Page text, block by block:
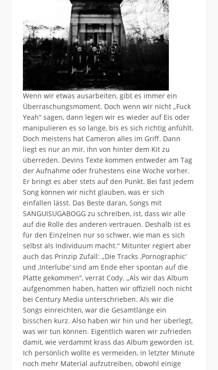
Wenn wir etwas ausarbeiten, gibt es immer ein
Überraschungsmoment. Doch wenn wir nicht „Fuck
Yeah“ sagen, dann legen wir es wieder auf Eis oder
manipulieren es so lange, bis es sich richtig anfühlt.
Doch meistens hat Cameron alles im Griff. Dann
liegt es nur an mir, ihn von hinter dem Kit zu
überreden. Devins Texte kommen entweder am Tag
der Aufnahme oder frühestens eine Woche vorher.
Er bringt es aber stets auf den Punkt. Bei fast jedem
Song können wir nicht glauben, was er sich
einfallen lässt. Das Beste daran, Songs mit
SANGUISUGABOGG zu schreiben, ist, dass wir alle
auf die Rolle des anderen vertrauen. Deshalb ist es
für den Einzelnen nur so schwer, wie man es sich
selbst als Individuum macht.“ Mitunter regiert aber
auch das Prinzip Zufall: „Die Tracks ,Pornographic‘
und ‚Interlube‘ sind am Ende eher spontan auf die
Platte gekommen“, verrät Cody. „Als wir das Album
aufgenommen haben, hatten wir offiziell noch nicht
bei Century Media unterschrieben. Als wir die
Songs einreichten, war die Gesamtlänge ein
bisschen kurz. Also haben wir hin und her überlegt,
was wir tun können. Eigentlich waren wir zufrieden
damit, wie verdammt krass das Album geworden ist.
Ich persönlich wollte es vermeiden, in letzter Minute
noch mehr Material aufzutreiben, obwohl einige